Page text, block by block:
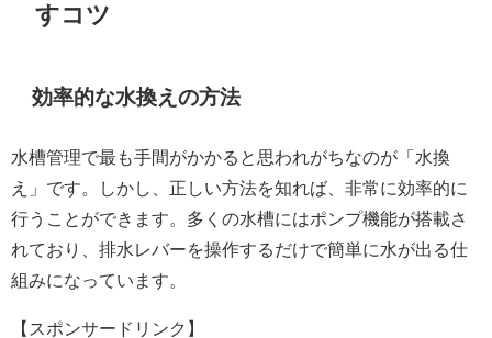
すコツ
効率的な水換えの方法
水槽管理で最も手間がかかると思われがちなのが「水換
え」です。しかし、正しい方法を知れば、非常に効率的に
行うことができます。多くの水槽にはポンプ機能が搭載さ
れており、排水レバーを操作するだけで簡単に水が出る仕
組みになっています。
【スポンサードリンク】